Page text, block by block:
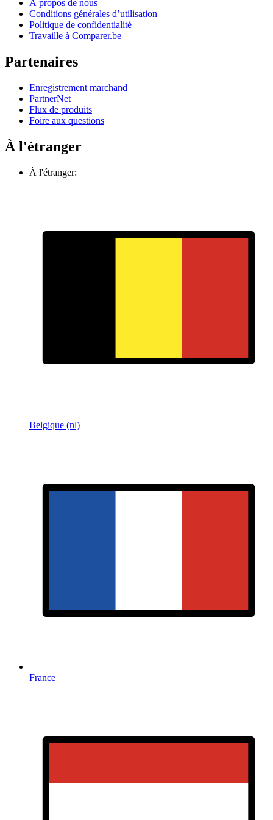
À propos de nous
Conditions générales d’utilisation
Politique de confidentialité
Travaille à Comparer.be
Partenaires
Enregistrement marchand
PartnerNet
Flux de produits
Foire aux questions
À l'étranger
À l'étranger:
Belgique (nl)
France